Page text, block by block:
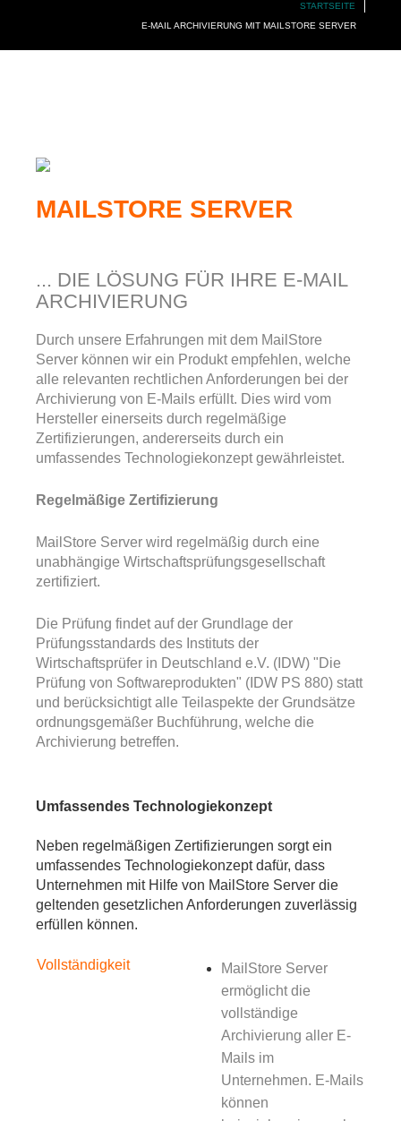
STARTSEITE
E-MAIL ARCHIVIERUNG MIT MAILSTORE SERVER
MAILSTORE SERVER
... DIE LÖSUNG FÜR IHRE E-MAIL
ARCHIVIERUNG
Durch unsere Erfahrungen mit dem MailStore
Server können wir ein Produkt empfehlen, welche
alle relevanten rechtlichen Anforderungen bei der
Archivierung von E-Mails erfüllt. Dies wird vom
Hersteller einerseits durch regelmäßige
Zertifizierungen, andererseits durch ein
umfassendes Technologiekonzept gewährleistet.
Regelmäßige Zertifizierung
MailStore Server wird regelmäßig durch eine
unabhängige Wirtschaftsprüfungsgesellschaft
zertifiziert.
Die Prüfung findet auf der Grundlage der
Prüfungsstandards des Instituts der
Wirtschaftsprüfer in Deutschland e.V. (IDW) "Die
Prüfung von Softwareprodukten" (IDW PS 880) statt
und berücksichtigt alle Teilaspekte der Grundsätze
ordnungsgemäßer Buchführung, welche die
Archivierung betreffen.
Umfassendes Technologiekonzept
Neben regelmäßigen Zertifizierungen sorgt ein
umfassendes Technologiekonzept dafür, dass
Unternehmen mit Hilfe von MailStore Server die
geltenden gesetzlichen Anforderungen zuverlässig
erfüllen können.
Vollständigkeit
MailStore Server
ermöglicht die
vollständige
Archivierung aller E-
Mails im
Unternehmen. E-Mails
können